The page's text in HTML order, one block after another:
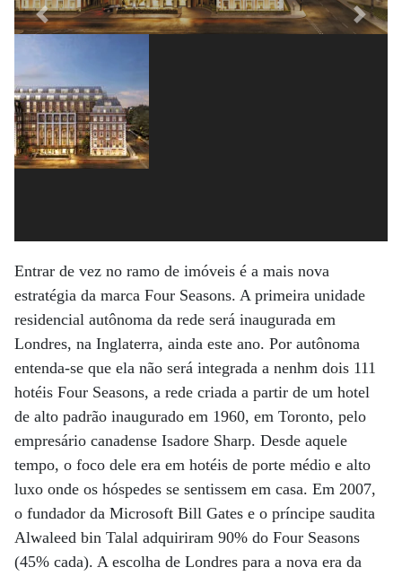
Previous Next
Entrar de vez no ramo de imóveis é a mais nova
estratégia da marca Four Seasons. A primeira unidade
residencial autônoma da rede será inaugurada em
Londres, na Inglaterra, ainda este ano. Por autônoma
entenda-se que ela não será integrada a nenhm dois 111
hotéis Four Seasons, a rede criada a partir de um hotel
de alto padrão inaugurado em 1960, em Toronto, pelo
empresário canadense Isadore Sharp. Desde aquele
tempo, o foco dele era em hotéis de porte médio e alto
luxo onde os hóspedes se sentissem em casa. Em 2007,
o fundador da Microsoft Bill Gates e o príncipe saudita
Alwaleed bin Talal adquiriram 90% do Four Seasons
(45% cada). A escolha de Londres para a nova era da